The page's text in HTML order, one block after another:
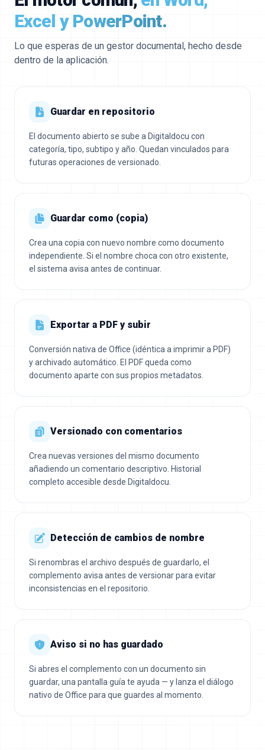
Excel y PowerPoint.
Lo que esperas de un gestor documental, hecho desde
dentro de la aplicación.
Guardar en repositorio
El documento abierto se sube a Digitaldocu con
categoría, tipo, subtipo y año. Quedan vinculados para
futuras operaciones de versionado.
Guardar como (copia)
Crea una copia con nuevo nombre como documento
independiente. Si el nombre choca con otro existente,
el sistema avisa antes de continuar.
Exportar a PDF y subir
Conversión nativa de Office (idéntica a imprimir a PDF)
y archivado automático. El PDF queda como
documento aparte con sus propios metadatos.
Versionado con comentarios
Crea nuevas versiones del mismo documento
añadiendo un comentario descriptivo. Historial
completo accesible desde Digitaldocu.
Detección de cambios de nombre
Si renombras el archivo después de guardarlo, el
complemento avisa antes de versionar para evitar
inconsistencias en el repositorio.
Aviso si no has guardado
Si abres el complemento con un documento sin
guardar, una pantalla guía te ayuda — y lanza el diálogo
nativo de Office para que guardes al momento.